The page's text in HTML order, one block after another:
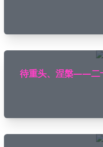
待重头、涅槃——二